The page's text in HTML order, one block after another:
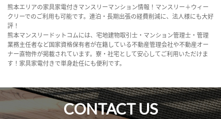
熊本エリアの家具家電付きマンスリーマンション情報！マンスリー＋ウィー
クリーでのご利用も可能です。連泊・長期出張の経費削減に、法人様にも大好
評！
熊本マンスリードットコムには、宅地建物取引士・マンション管理士・管理
業務主任者など国家資格保有者が在籍している不動産管理会社や不動産オー
ナー直物件が掲載されています。寮・社宅として安心してご利用いただけま
す！家具家電付きで単身赴任にも便利です。
CONTACT US